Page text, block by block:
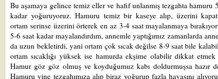
Bu aşamaya gelince temiz eller ve hafif unlanmış tezgahta hamuru
kadar yoğuruyoruz. Hamuru temiz bir kaseye alıp, üzerini
ortam serinse üzerini örterek en az 3-4 saat mayalanmaya
5-6 saat kadar mayalandırdım, annemle yaptığımız zamanlarda
da uzun bekletirdi, yani ortam çok sıcak değilse 8-9 saat bile
ortam sıcaklığı yüksek ise hamurda ekşime olabilir dikkat etmek
Hamur göz göz olmuş ve koyduğumuz kabı doldurmuşsa hazır
Hamuru yine tezgahımıza alıp biraz yoğurup fazla havasını